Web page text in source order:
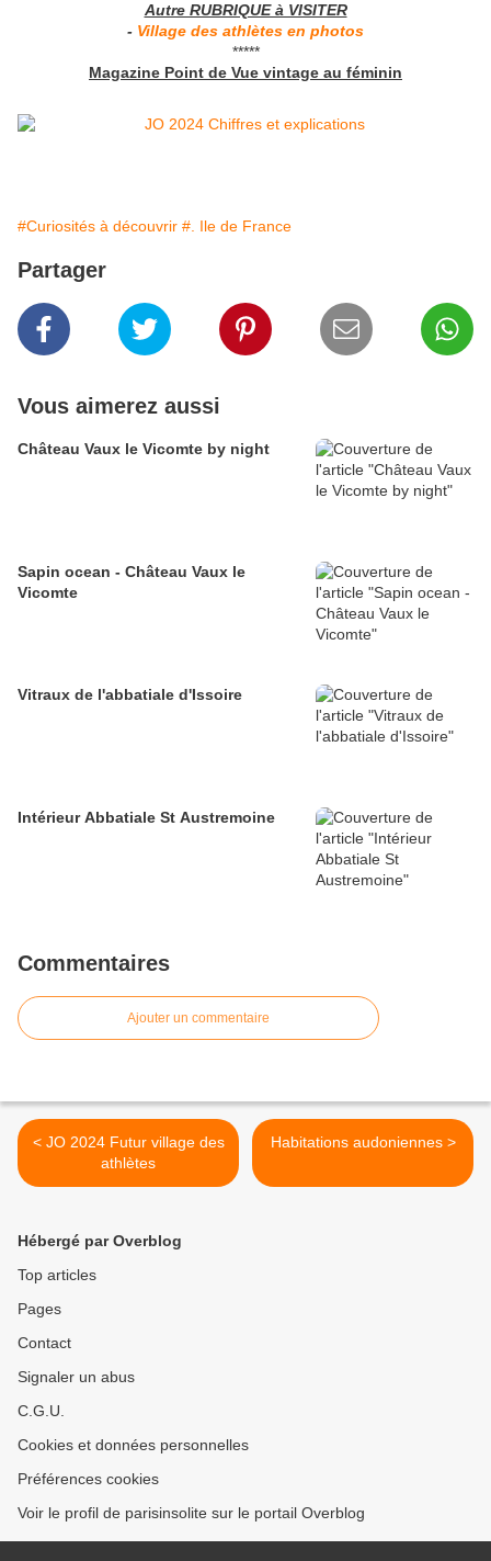
Autre RUBRIQUE à VISITER
- Village des athlètes en photos
*****
Magazine Point de Vue vintage au féminin
#Curiosités à découvrir #. Ile de France
Partager
Vous aimerez aussi
Château Vaux le Vicomte by night
Sapin ocean - Château Vaux le
Vicomte
Vitraux de l'abbatiale d'Issoire
Intérieur Abbatiale St Austremoine
Commentaires
Ajouter un commentaire
< JO 2024 Futur village des
athlètes
Habitations audoniennes >
Hébergé par Overblog
Top articles
Pages
Contact
Signaler un abus
C.G.U.
Cookies et données personnelles
Préférences cookies
Voir le profil de parisinsolite sur le portail Overblog